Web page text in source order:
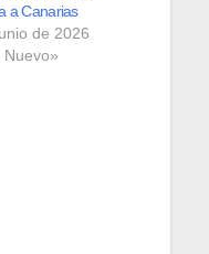
a Canarias
de 2026
Nuevo»